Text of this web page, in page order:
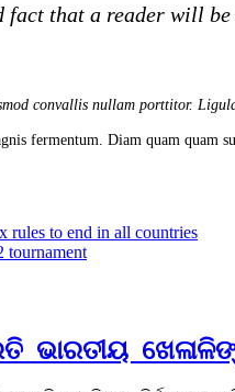
fact that a reader will
convallis nullam porttitor.
fermentum. Diam quam quam
rules to end in all countries
ଭାରତୀୟ